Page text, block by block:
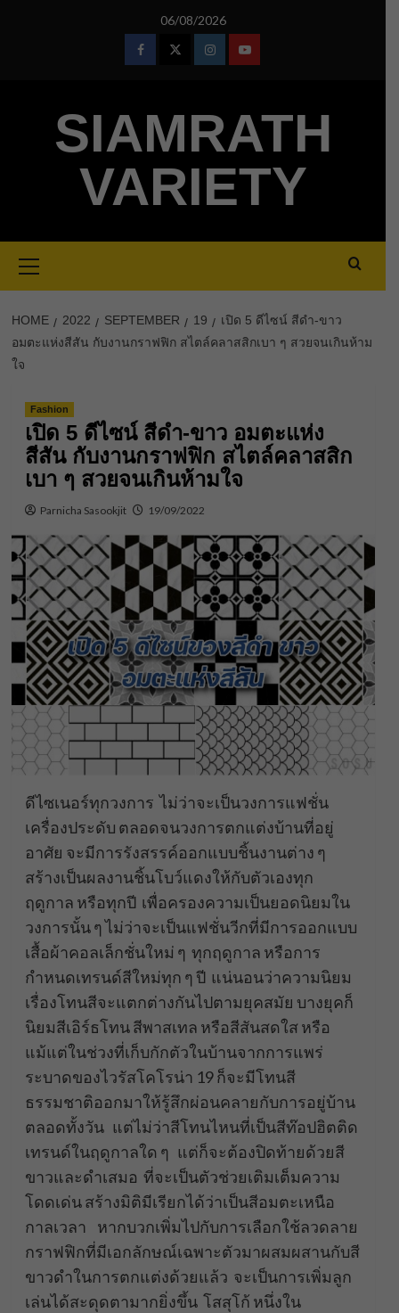
06/08/2026
FacebookTwitterInstagramYoutube
SIAMRATH
VARIETY
Menu
HOME 2022 SEPTEMBER 19
เปิด 5 ดีไซน์ สีดำ-ขาว
อมตะแห่งสีสัน กับงานกราฟฟิก สไตล์คลาสสิกเบา ๆ สวยจนเกินห้าม
ใจ
Fashion
เปิด 5 ดีไซน์ สีดำ-ขาว อมตะแห่ง
สีสัน กับงานกราฟฟิก สไตล์คลาสสิก
เบา ๆ สวยจนเกินห้ามใจ
Parnicha Sasookjit 19/09/2022
ดีไซเนอร์ทุกวงการ ไม่ว่าจะเป็นวงการแฟชั่น
เครื่องประดับ ตลอดจนวงการตกแต่งบ้านที่อยู่
อาศัย จะมีการรังสรรค์ออกแบบชิ้นงานต่าง ๆ
สร้างเป็นผลงานชิ้นโบว์แดงให้กับตัวเองทุก
ฤดูกาล หรือทุกปี เพื่อครองความเป็นยอดนิยมใน
วงการนั้น ๆ ไม่ว่าจะเป็นแฟชั่นวีกที่มีการออกแบบ
เสื้อผ้าคอลเล็กชั่นใหม่ ๆ ทุกฤดูกาล หรือการ
กำหนดเทรนด์สีใหม่ทุก ๆ ปี แน่นอนว่าความนิยม
เรื่องโทนสีจะแตกต่างกันไปตามยุคสมัย บางยุคก็
นิยมสีเอิร์ธโทน สีพาสเทล หรือสีสันสดใส หรือ
แม้แต่ในช่วงที่เก็บกักตัวในบ้านจากการแพร่
ระบาดของไวรัสโคโรน่า 19 ก็จะมีโทนสี
ธรรมชาติออกมาให้รู้สึกผ่อนคลายกับการอยู่บ้าน
ตลอดทั้งวัน แต่ไม่ว่าสีโทนไหนที่เป็นสีท๊อปฮิตติด
เทรนด์ในฤดูกาลใด ๆ แต่ก็จะต้องปิดท้ายด้วยสี
ขาวและดำเสมอ ที่จะเป็นตัวช่วยเติมเต็มความ
โดดเด่น สร้างมิติมีเรียกได้ว่าเป็นสีอมตะเหนือ
กาลเวลา หากบวกเพิ่มไปกับการเลือกใช้ลวดลาย
กราฟฟิกที่มีเอกลักษณ์เฉพาะตัวมาผสมผสานกับสี
ขาวดำในการตกแต่งด้วยแล้ว จะเป็นการเพิ่มลูก
เล่นได้สะดุดตามากยิ่งขึ้น โสสุโก้ หนึ่งใน